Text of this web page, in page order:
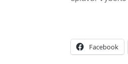
Facebook